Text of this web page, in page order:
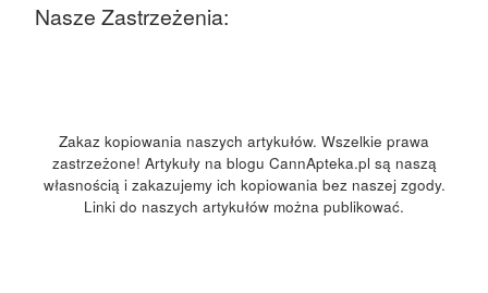
Nasze Zastrzeżenia:
Zakaz kopiowania naszych artykułów. Wszelkie prawa
zastrzeżone! Artykuły na blogu CannApteka.pl są naszą
własnością i zakazujemy ich kopiowania bez naszej zgody.
Linki do naszych artykułów można publikować.